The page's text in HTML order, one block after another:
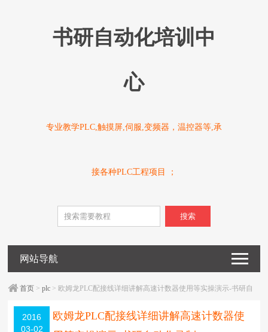
书研自动化培训中
心
专业教学PLC,触摸屏,伺服,变频器，温控器等,承
接各种PLC工程项目 ；
搜索
网站导航
首页 >plc > 欧姆龙PLC配接线详细讲解高速计数器使用等实操演示-书研自
2016
03-02
欧姆龙PLC配接线详细讲解高速计数器使